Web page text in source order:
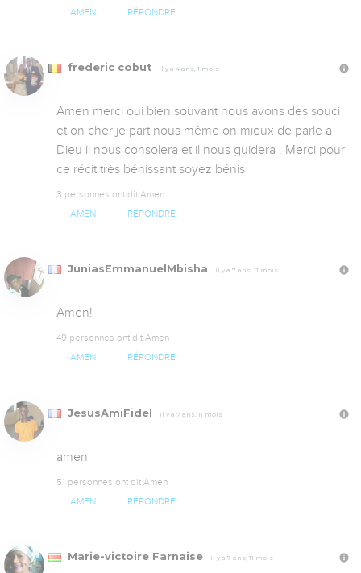
AMEN RÉPONDRE
frederic cobut Il y a 4 ans, 1 mois
Amen merci oui bien souvant nous avons des souci
et on cher je part nous même on mieux de parle a
Dieu il nous consolera et il nous guidera . Merci pour
ce récit très bénissant soyez bénis
3 personnes ont dit Amen
AMEN RÉPONDRE
JuniasEmmanuelMbisha Il y a 7 ans, 11 mois
Amen!
49 personnes ont dit Amen
AMEN RÉPONDRE
JesusAmiFidel Il y a 7 ans, 11 mois
amen
51 personnes ont dit Amen
AMEN RÉPONDRE
Marie-victoire Farnaise Il y a 7 ans, 11 mois